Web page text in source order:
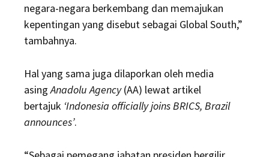
negara-negara berkembang dan memajukan
kepentingan yang disebut sebagai Global South,”
tambahnya.
Hal yang sama juga dilaporkan oleh media
asingAnadolu Agency(AA) lewat artikel
bertajuk ‘Indonesia officially joins BRICS, Brazil
announces’.